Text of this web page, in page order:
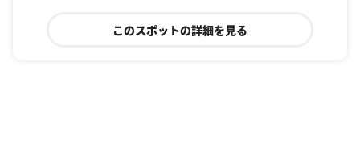
このスポットの詳細を見る